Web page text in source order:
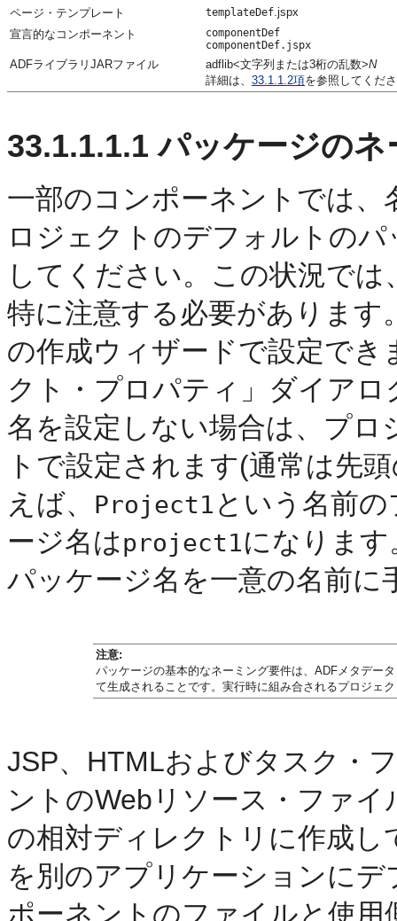
ページ・テンプレート templateDef.jspx
宣言的なコンポーネント
componentDef
componentDef.jspx
ADFライブラリJARファイル adflib<文字列または3桁の乱数>N
詳細は、 33.1.1.2項を参照してくだ
33.1.1.1.1 パッケージのネ
一部のコンポーネントでは、
ロジェクトのデフォルトの
してください。この状況で
特に注意する必要がありま
の作成ウィザードで設定で
クト・プロパティ」ダイア
名を設定しない場合は、プ
トで設定されます(通常は先
えば、
Project1 という名前
ージ名はproject1になりま
パッケージ名を一意の名前に
注意:
パッケージの基本的なネーミング要件は、ADFメタデー
て生成されることです。実行時に組み合されるプロジェ
JSP、HTMLおよびタスク・
ントのWebリソース・ファ
の相対ディレクトリに作成
を別のアプリケーションに
ポーネントのファイルと使